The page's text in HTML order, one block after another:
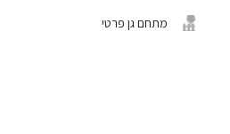
מתחם גן פרטי